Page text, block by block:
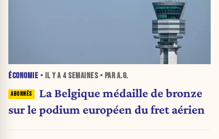
ÉCONOMIE • IL Y A 4 SEMAINES• PAR A.G.
La Belgique médaille de bronze
sur le podium européen du fret aérien